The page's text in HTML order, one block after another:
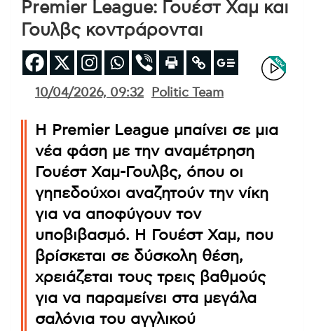
Premier League: Γουέστ Χαμ και
Γουλβς κοντράρονται
10/04/2026, 09:32 Politic Team
Η Premier League μπαίνει σε μια
νέα φάση με την αναμέτρηση
Γουέστ Χαμ-Γουλβς, όπου οι
γηπεδούχοι αναζητούν την νίκη
για να αποφύγουν τον
υποβιβασμό. Η Γουέστ Χαμ, που
βρίσκεται σε δύσκολη θέση,
χρειάζεται τους τρεις βαθμούς
για να παραμείνει στα μεγάλα
σαλόνια του αγγλικού